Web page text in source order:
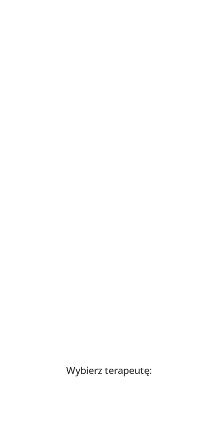
Wybierz terapeutę: